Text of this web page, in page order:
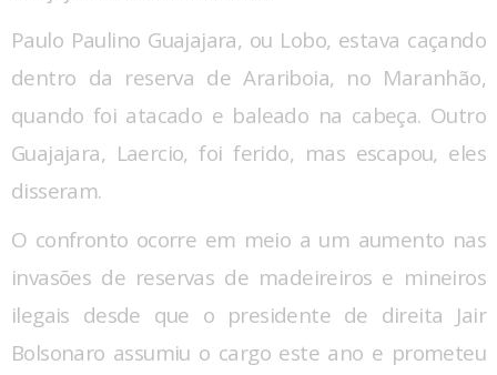
Paulo Paulino Guajajara, ou Lobo, estava caçando
dentro da reserva de Arariboia, no Maranhão,
quando foi atacado e baleado na cabeça. Outro
Guajajara, Laercio, foi ferido, mas escapou, eles
disseram.
O confronto ocorre em meio a um aumento nas
invasões de reservas de madeireiros e mineiros
ilegais desde que o presidente de direita Jair
Bolsonaro assumiu o cargo este ano e prometeu